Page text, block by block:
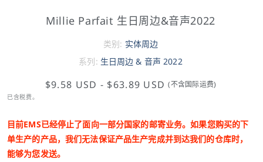
Millie Parfait 生日周边&音声2022
类别: 实体周边
系列: 生日周边 & 音声 2022
$9.58 USD - $63.89 USD (不含国际运费)
已含税费。
目前EMS已经停止了面向一部分国家的邮寄业务。如果您购买的下
单生产的产品，我们无法保证产品生产完成并到达我们的仓库时，
能够为您发送。